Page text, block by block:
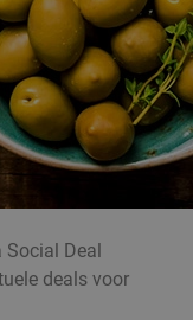
Social Deal
deals voor